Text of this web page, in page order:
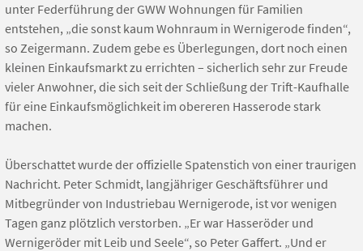
unter Federführung der GWW Wohnungen für Familien
entstehen, „die sonst kaum Wohnraum in Wernigerode finden“,
so Zeigermann. Zudem gebe es Überlegungen, dort noch einen
kleinen Einkaufsmarkt zu errichten – sicherlich sehr zur Freude
vieler Anwohner, die sich seit der Schließung der Trift-Kaufhalle
für eine Einkaufsmöglichkeit im obereren Hasserode stark
machen.
Überschattet wurde der offizielle Spatenstich von einer traurigen
Nachricht. Peter Schmidt, langjähriger Geschäftsführer und
Mitbegründer von Industriebau Wernigerode, ist vor wenigen
Tagen ganz plötzlich verstorben. „Er war Hasseröder und
Wernigeröder mit Leib und Seele“, so Peter Gaffert. „Und er